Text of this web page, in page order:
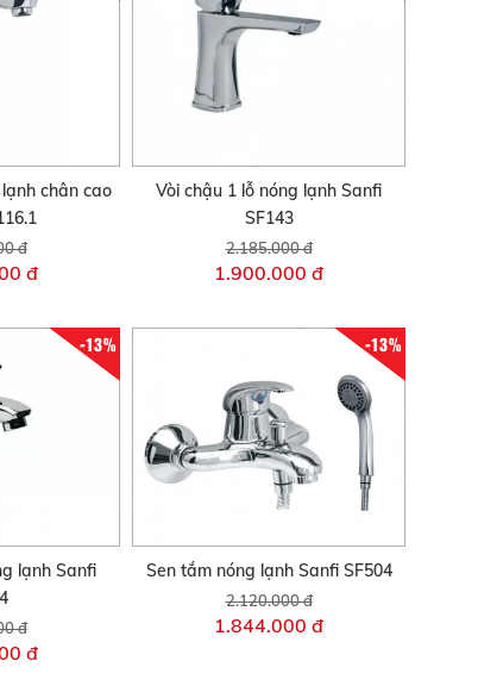
chân cao
đ
đ
Vòi chậu 1 lỗ nóng lạnh Sanfi
SF143
2.185.000 đ
1.900.000 đ
-13%
lạnh Sanfi
đ
đ
-13%
Sen tắm nóng lạnh Sanfi SF504
2.120.000 đ
1.844.000 đ